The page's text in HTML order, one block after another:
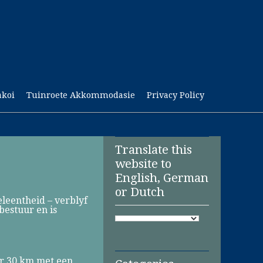
Tuinroete Akkommodasie Privacy Policy
– verblyf
en is
Translate this
website to
English, German
or Dutch